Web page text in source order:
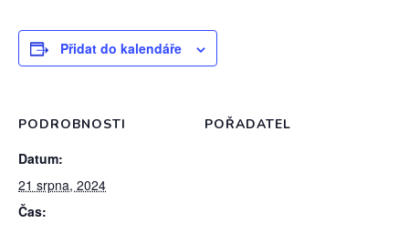
Přidat do kalendáře
PODROBNOSTI
Datum:
21 srpna, 2024
Čas:
POŘADATEL